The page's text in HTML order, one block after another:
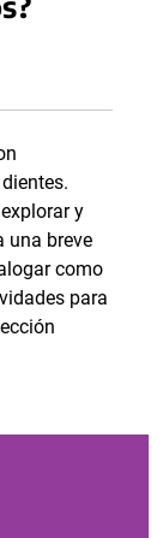
y
una breve
como
para